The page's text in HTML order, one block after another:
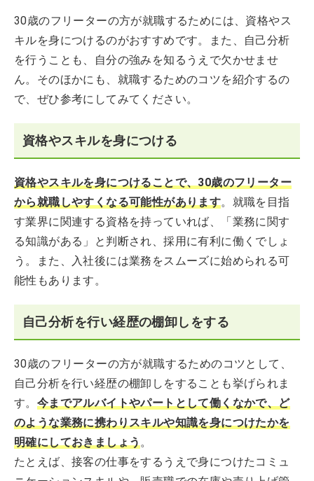
30歳のフリーターの方が就職するためには、資格やス
キルを身につけるのがおすすめです。また、自己分析
を行うことも、自分の強みを知るうえで欠かせませ
ん。そのほかにも、就職するためのコツを紹介するの
で、ぜひ参考にしてみてください。
資格やスキルを身につける
資格やスキルを身につけることで、30歳のフリーター
から就職しやすくなる可能性があります。就職を目指
す業界に関連する資格を持っていれば、「業務に関す
る知識がある」と判断され、採用に有利に働くでしょ
う。また、入社後には業務をスムーズに始められる可
能性もあります。
自己分析を行い経歴の棚卸しをする
30歳のフリーターの方が就職するためのコツとして、
自己分析を行い経歴の棚卸しをすることも挙げられま
す。 今までアルバイトやパートとして働くなかで、ど
のような業務に携わりスキルや知識を身につけたかを
明確にしておきましょう。
たとえば、接客の仕事をするうえで身につけたコミュ